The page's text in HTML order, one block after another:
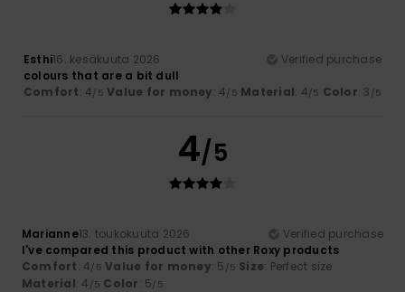
Esthi16. kesäkuuta 2026
Verified purchase
colours that are a bit dull
Comfort: 4/5 Value for money: 4/5 Material: 4/5 Color: 3 /5
4/5
Marianne13. toukokuuta 2026
Verified purchase
I've compared this product with other Roxy products
Comfort: 4/5 Value for money: 5 /5 Size: Perfect size
Material: 4 /5 Color: 5/5